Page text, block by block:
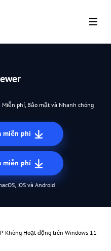
phí, Bảo mật và Nhanh chóng
miễn phí
miễn phí
iOS và Android
Không Hoạt động trên Windows 11